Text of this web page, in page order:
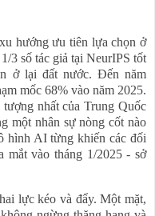
hướng ưu tiên lựa chọn ở
3 số tác giả tại NeurIPS tốt
ở lại đất nước. Đến năm
mốc 68% vào năm 2025.
nhất của Trung Quốc
một nhân sự nòng cốt nào
hình AI từng khiến các đối
mắt vào tháng 1/2025 - sở
lực kéo và đẩy. Một mặt,